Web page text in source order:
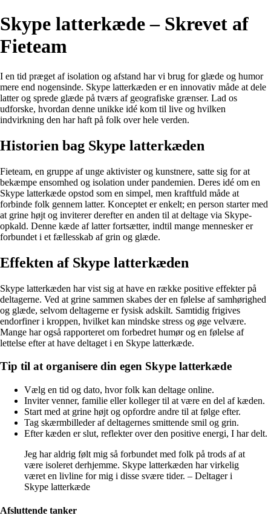
Skype latterkæde – Skrevet af
Fieteam
I en tid præget af isolation og afstand har vi brug for glæde og humor
mere end nogensinde. Skype latterkæden er en innovativ måde at dele
latter og sprede glæde på tværs af geografiske grænser. Lad os
udforske, hvordan denne unikke idé kom til live og hvilken
indvirkning den har haft på folk over hele verden.
Historien bag Skype latterkæden
Fieteam, en gruppe af unge aktivister og kunstnere, satte sig for at
bekæmpe ensomhed og isolation under pandemien. Deres idé om en
Skype latterkæde opstod som en simpel, men kraftfuld måde at
forbinde folk gennem latter. Konceptet er enkelt; en person starter med
at grine højt og inviterer derefter en anden til at deltage via Skype-
opkald. Denne kæde af latter fortsætter, indtil mange mennesker er
forbundet i et fællesskab af grin og glæde.
Effekten af Skype latterkæden
Skype latterkæden har vist sig at have en række positive effekter på
deltagerne. Ved at grine sammen skabes der en følelse af samhørighed
og glæde, selvom deltagerne er fysisk adskilt. Samtidig frigives
endorfiner i kroppen, hvilket kan mindske stress og øge velvære.
Mange har også rapporteret om forbedret humør og en følelse af
lettelse efter at have deltaget i en Skype latterkæde.
Tip til at organisere din egen Skype latterkæde
Vælg en tid og dato, hvor folk kan deltage online.
Inviter venner, familie eller kolleger til at være en del af kæden.
Start med at grine højt og opfordre andre til at følge efter.
Tag skærmbilleder af deltagernes smittende smil og grin.
Efter kæden er slut, reflekter over den positive energi, I har delt.
Jeg har aldrig følt mig så forbundet med folk på trods af at
være isoleret derhjemme. Skype latterkæden har virkelig
været en livline for mig i disse svære tider. – Deltager i
Skype latterkæde
Afsluttende tanker